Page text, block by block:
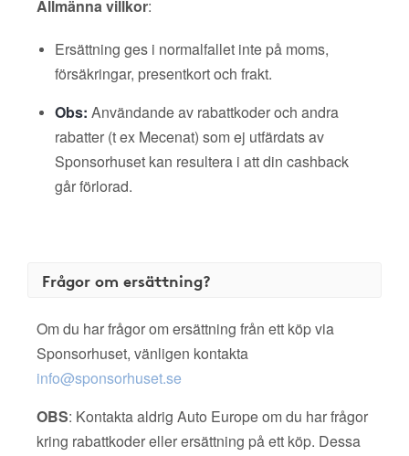
Allmänna villkor:
Ersättning ges i normalfallet inte på moms,
försäkringar, presentkort och frakt.
Obs: Användande av rabattkoder och andra
rabatter (t ex Mecenat) som ej utfärdats av
Sponsorhuset kan resultera i att din cashback
går förlorad.
Frågor om ersättning?
Om du har frågor om ersättning från ett köp via
Sponsorhuset, vänligen kontakta
info@sponsorhuset.se
OBS: Kontakta aldrig Auto Europe om du har frågor
kring rabattkoder eller ersättning på ett köp. Dessa